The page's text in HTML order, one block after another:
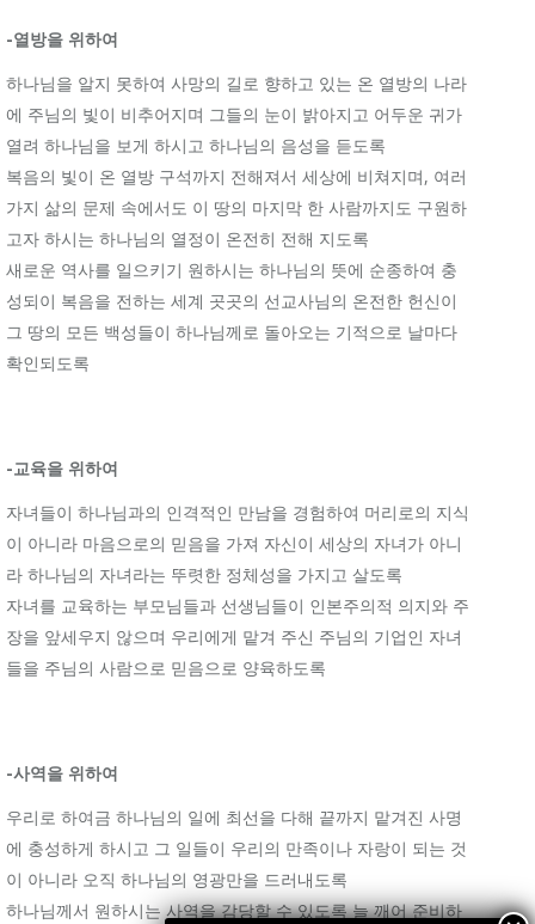
-열방을 위하여
하나님을 알지 못하여 사망의 길로 향하고 있는 온 열방의 나라
에 주님의 빛이 비추어지며 그들의 눈이 밝아지고 어두운 귀가
열려 하나님을 보게 하시고 하나님의 음성을 듣도록
복음의 빛이 온 열방 구석까지 전해져서 세상에 비쳐지며, 여러
가지 삶의 문제 속에서도 이 땅의 마지막 한 사람까지도 구원하
고자 하시는 하나님의 열정이 온전히 전해 지도록
새로운 역사를 일으키기 원하시는 하나님의 뜻에 순종하여 충
성되이 복음을 전하는 세계 곳곳의 선교사님의 온전한 헌신이
그 땅의 모든 백성들이 하나님께로 돌아오는 기적으로 날마다
확인되도록
-교육을 위하여
자녀들이 하나님과의 인격적인 만남을 경험하여 머리로의 지식
이 아니라 마음으로의 믿음을 가져 자신이 세상의 자녀가 아니
라 하나님의 자녀라는 뚜렷한 정체성을 가지고 살도록
자녀를 교육하는 부모님들과 선생님들이 인본주의적 의지와 주
장을 앞세우지 않으며 우리에게 맡겨 주신 주님의 기업인 자녀
들을 주님의 사람으로 믿음으로 양육하도록
-사역을 위하여
우리로 하여금 하나님의 일에 최선을 다해 끝까지 맡겨진 사명
에 충성하게 하시고 그 일들이 우리의 만족이나 자랑이 되는 것
이 아니라 오직 하나님의 영광만을 드러내도록
하나님께서 원하시는 사역을 감당할 수 있도록 늘 깨어 준비하